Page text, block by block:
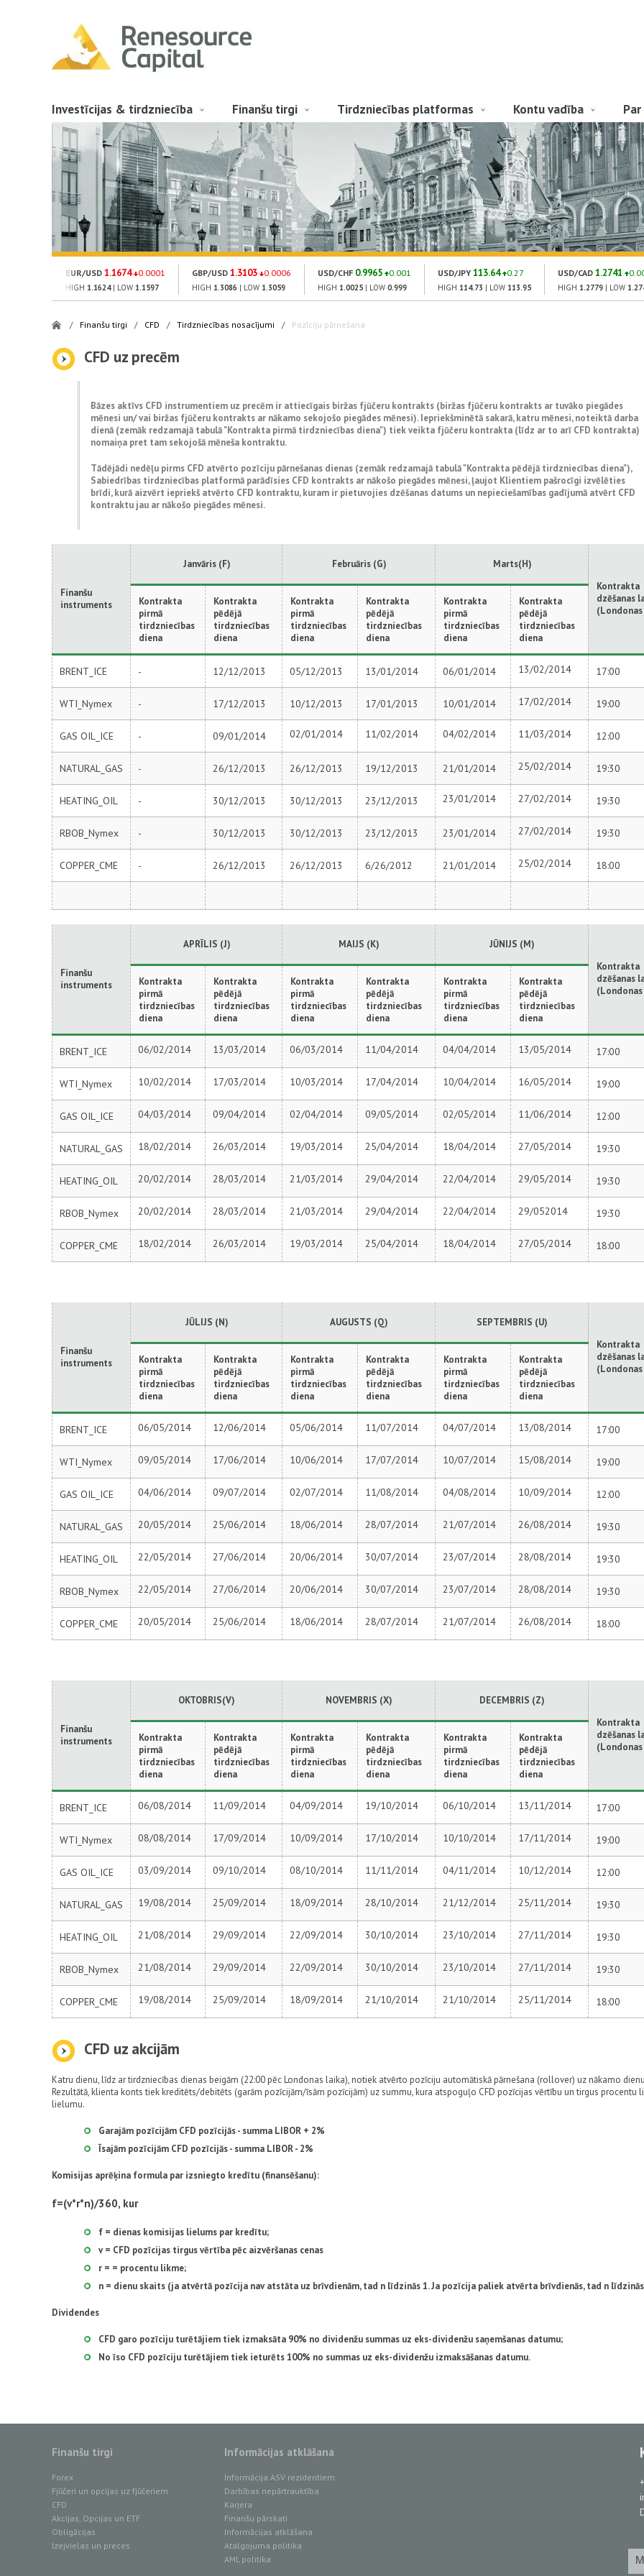
Investīcijas & tirdzniecība Finanšu tirgi Tirdzniecības platformas Kontu vadība
EUR/USD 1.1674 0.0001
HIGH 1.1624| LOW 1.1597
GBP/USD 1.3103 0.0006
HIGH 1.3086 | LOW 1.3059
USD/CHF 0.9965 0.001
HIGH 1.0025 | LOW 0.999
USD/JPY 113.64 0.27
HIGH 114.73 | LOW 113.95
USD/CAD 1.2741
HIGH 1.2779 | LOW
/ Finanšu tirgi / CFD / Tirdzniecības nosacījumi / Pozīciju pārnešana
CFD uz precēm
Bāzes aktīvs CFD instrumentiem uz precēm ir attiecīgais biržas fjūčeru kontrakts (biržas fjūčeru kontrakts ar tuvāko piegādes
mēnesi un/ vai biržas fjūčeru kontrakts ar nākamo sekojošo piegādes mēnesi). Iepriekšminētā sakarā, katru mēnesi, noteiktā darba
dienā (zemāk redzamajā tabulā "Kontrakta pirmā tirdzniecības diena") tiek veikta fjūčeru kontrakta (līdz ar to arī CFD kontrakta)
nomaiņa pret tam sekojošā mēneša kontraktu.
Tādējādi nedēļu pirms CFD atvērto pozīciju pārnešanas dienas (zemāk redzamajā tabulā "Kontrakta pēdējā tirdzniecības diena"),
Sabiedrības tirdzniecības platformā parādīsies CFD kontrakts ar nākošo piegādes mēnesi, ļaujot Klientiem pašrocīgi izvēlēties
brīdi, kurā aizvērt iepriekš atvērto CFD kontraktu, kuram ir pietuvojies dzēšanas datums un nepieciešamības gadījumā atvērt CFD
kontraktu jau ar nākošo piegādes mēnesi.
Finanšu
instruments
Janvāris (F) Februāris (G)
Marts(H)
Kontrakta
dzēšanas
Kontrakta
pirmā
tirdzniecības
diena
Kontrakta
pēdējā
tirdzniecības
diena
Kontrakta
pirmā
tirdzniecības
diena
Kontrakta
pēdējā
tirdzniecības
diena
Kontrakta
pirmā
tirdzniecības
diena
Kontrakta
pēdējā
tirdzniecības
diena
BRENT_ICE - 12/12/2013 05/12/2013 13/01/2014 06/01/2014 13/02/2014 17:00
WTI_Nymex - 17/12/2013 10/12/2013 17/01/2013 10/01/2014 17/02/2014 19:00
GAS OIL_ICE - 09/01/2014 02/01/2014 11/02/2014 04/02/2014 11/03/2014 12:00
NATURAL_GAS - 26/12/2013 26/12/2013 19/12/2013 21/01/2014 25/02/2014 19:30
HEATING_OIL - 30/12/2013 30/12/2013 23/12/2013 23/01/2014 27/02/2014 19:30
RBOB_Nymex - 30/12/2013 30/12/2013 23/12/2013 23/01/2014 27/02/2014 19:30
COPPER_CME - 26/12/2013 26/12/2013 6/26/2012 21/01/2014 25/02/2014 18:00
Finanšu
instruments
АPRĪLIS (J) MAIJS (K)
JŪNIJS (M)
Kontrakta
dzēšanas
Kontrakta
pirmā
tirdzniecības
diena
Kontrakta
pēdējā
tirdzniecības
diena
Kontrakta
pirmā
tirdzniecības
diena
Kontrakta
pēdējā
tirdzniecības
diena
Kontrakta
pirmā
tirdzniecības
diena
Kontrakta
pēdējā
tirdzniecības
diena
BRENT_ICE 06/02/2014 13/03/2014 06/03/2014 11/04/2014 04/04/2014 13/05/2014 17:00
WTI_Nymex 10/02/2014 17/03/2014 10/03/2014 17/04/2014 10/04/2014 16/05/2014 19:00
GAS OIL_ICE 04/03/2014 09/04/2014 02/04/2014 09/05/2014 02/05/2014 11/06/2014 12:00
NATURAL_GAS 18/02/2014 26/03/2014 19/03/2014 25/04/2014 18/04/2014 27/05/2014 19:30
HEATING_OIL 20/02/2014 28/03/2014 21/03/2014 29/04/2014 22/04/2014 29/05/2014 19:30
RBOB_Nymex 20/02/2014 28/03/2014 21/03/2014 29/04/2014 22/04/2014 29/052014 19:30
COPPER_CME 18/02/2014 26/03/2014 19/03/2014 25/04/2014 18/04/2014 27/05/2014 18:00
Finanšu
instruments
JŪLIJS (N) AUGUSTS (Q)
SEPTEMBRIS (U)
Kontrakta
dzēšanas
Kontrakta
pirmā
tirdzniecības
diena
Kontrakta
pēdējā
tirdzniecības
diena
Kontrakta
pirmā
tirdzniecības
diena
Kontrakta
pēdējā
tirdzniecības
diena
Kontrakta
pirmā
tirdzniecības
diena
Kontrakta
pēdējā
tirdzniecības
diena
BRENT_ICE 06/05/2014 12/06/2014 05/06/2014 11/07/2014 04/07/2014 13/08/2014 17:00
WTI_Nymex 09/05/2014 17/06/2014 10/06/2014 17/07/2014 10/07/2014 15/08/2014 19:00
GAS OIL_ICE 04/06/2014 09/07/2014 02/07/2014 11/08/2014 04/08/2014 10/09/2014 12:00
NATURAL_GAS 20/05/2014 25/06/2014 18/06/2014 28/07/2014 21/07/2014 26/08/2014 19:30
HEATING_OIL 22/05/2014 27/06/2014 20/06/2014 30/07/2014 23/07/2014 28/08/2014 19:30
RBOB_Nymex 22/05/2014 27/06/2014 20/06/2014 30/07/2014 23/07/2014 28/08/2014 19:30
COPPER_CME 20/05/2014 25/06/2014 18/06/2014 28/07/2014 21/07/2014 26/08/2014 18:00
Finanšu
instruments
OKTOBRIS(V) NOVEMBRIS (X)
DECEMBRIS (Z)
Kontrakta
dzēšanas
Kontrakta
pirmā
tirdzniecības
diena
Kontrakta
pēdējā
tirdzniecības
diena
Kontrakta
pirmā
tirdzniecības
diena
Kontrakta
pēdējā
tirdzniecības
diena
Kontrakta
pirmā
tirdzniecības
diena
Kontrakta
pēdējā
tirdzniecības
diena
BRENT_ICE 06/08/2014 11/09/2014 04/09/2014 19/10/2014 06/10/2014 13/11/2014 17:00
WTI_Nymex 08/08/2014 17/09/2014 10/09/2014 17/10/2014 10/10/2014 17/11/2014 19:00
GAS OIL_ICE 03/09/2014 09/10/2014 08/10/2014 11/11/2014 04/11/2014 10/12/2014 12:00
NATURAL_GAS 19/08/2014 25/09/2014 18/09/2014 28/10/2014 21/12/2014 25/11/2014 19:30
HEATING_OIL 21/08/2014 29/09/2014 22/09/2014 30/10/2014 23/10/2014 27/11/2014 19:30
RBOB_Nymex 21/08/2014 29/09/2014 22/09/2014 30/10/2014 23/10/2014 27/11/2014 19:30
COPPER_CME 19/08/2014 25/09/2014 18/09/2014 21/10/2014 21/10/2014 25/11/2014 18:00
СFD uz akcijām
Katru dienu, līdz ar tirdzniecības dienas beigām (22:00 pēc Londonas laika), notiek atvērto pozīciju automātiskā pārnešana (rollover) uz nākamo
Rezultātā, klienta konts tiek kreditēts/debitēts (garām pozīcijām/īsām pozīcijām) uz summu, kura atspoguļo CFD pozīcijas vērtību un tirgus procentu
lielumu.
Garajām pozīcijām CFD pozīcijās - summa LIBOR + 2%
Īsajām pozīcijām CFD pozīcijās - summa LIBOR - 2%
Komisijas aprēķina formula par izsniegto kredītu (finansēšanu):
f=(v*r*n)/360, kur
f = dienas komisijas lielums par kredītu;
v = CFD pozīcijas tirgus vērtība pēc aizvēršanas cenas
r = = procentu likme;
n = dienu skaits (ja atvērtā pozīcija nav atstāta uz brīvdienām, tad n līdzinās 1. Ja pozīcija paliek atvērta brīvdienās, tad n
Dividendes
CFD garo pozīciju turētājiem tiek izmaksāta 90% no dividenžu summas uz eks-dividenžu saņemšanas datumu;
No īso CFD pozīciju turētājiem tiek ieturēts 100% no summas uz eks-dividenžu izmaksāšanas datumu.
Finanšu tirgi
Forex
Fjūčeri un opcijas uz fjūčeriem
CFD
Akcijas, Opcijas un ETF
Obligācijas
Izejvielas un preces
Informācijas atklāšana
Informācija ASV rezidentiem
Darbības nepārtrauktība
Karjera
Finanšu pārskati
Informācijas atklāšana
Atalgojuma politika
AML politika